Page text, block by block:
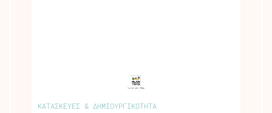
ΚΑΤΑΣΚΕΥΕΣ & ΔΗΜΙΟΥΡΓΙΚΟΤΗΤΑ